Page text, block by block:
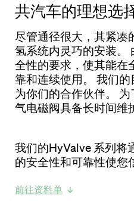
共汽车的理想选
尽管通径很大，其紧凑
氢系统内灵巧的安装。
全性的要求，使其能在
靠和连续使用。 我们
为你们的合作伙伴。
气电磁阀具备长时间维
我们的HyValve 系列将
的安全性和可靠性使您
前往资料单